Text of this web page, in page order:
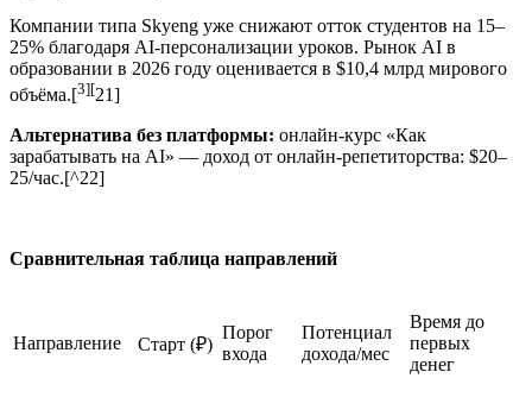
Компании типа Skyeng уже снижают отток студентов на 15–
25% благодаря AI-персонализации уроков. Рынок AI в
образовании в 2026 году оценивается в $10,4 млрд мирового
объёма.[3][21]
Альтернатива без платформы: онлайн-курс «Как
зарабатывать на AI» — доход от онлайн-репетиторства: $20–
25/час.[^22]
Сравнительная таблица направлений
Направление Старт (₽)
Порог
входа
Потенциал
дохода/мес
Время до
первых
денег